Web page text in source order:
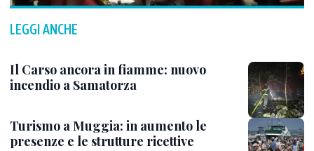
LEGGI ANCHE
Il Carso ancora in fiamme: nuovo
incendio a Samatorza
Turismo a Muggia: in aumento le
presenze e le strutture ricettive